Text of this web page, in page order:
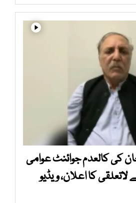
کی کالعدم جوائنٹ عوامی
کا اعلان، ویڈیو